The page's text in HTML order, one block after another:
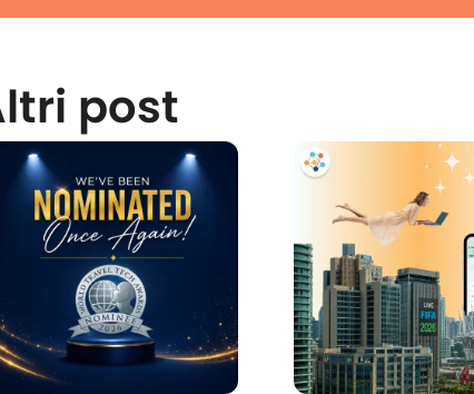
post